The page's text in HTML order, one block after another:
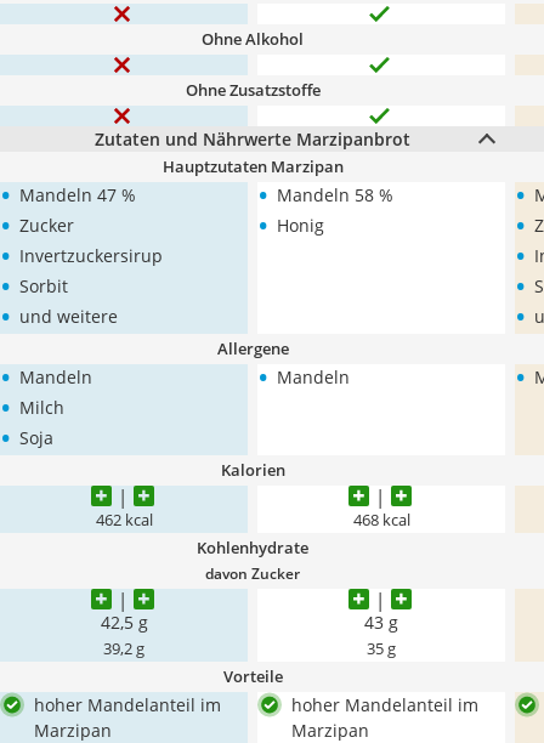
Ohne Alkohol
Ohne Zusatzstoffe
Zutaten und Nährwerte Marzipanbrot
Hauptzutaten Marzipan
• Mandeln 47 %
• Zucker
• Invertzuckersirup
• Sorbit
• und weitere
• Mandeln 58 %
• Honig
•
•
•
•
•
Allergene
• Mandeln
• Milch
• Soja
• Mandeln •
Kalorien
462 kcal 468 kcal
Kohlenhydrate
davon Zucker
42,5 g
39,2 g
43 g
35 g
Vorteile
hoher Mandelanteil im
Marzipan
hoher Mandelanteil im
Marzipan